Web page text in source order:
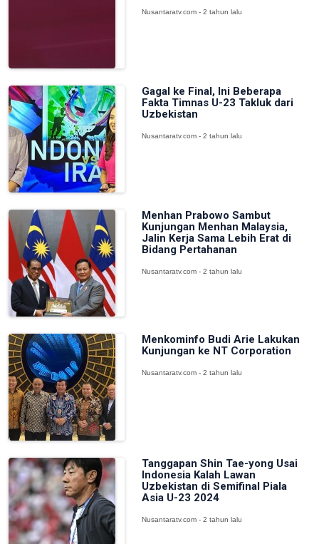
Nusantaratv.com - 2 tahun lalu
Gagal ke Final, Ini Beberapa
Fakta Timnas U-23 Takluk dari
Uzbekistan
Nusantaratv.com - 2 tahun lalu
Menhan Prabowo Sambut
Kunjungan Menhan Malaysia,
Jalin Kerja Sama Lebih Erat di
Bidang Pertahanan
Nusantaratv.com - 2 tahun lalu
Menkominfo Budi Arie Lakukan
Kunjungan ke NT Corporation
Nusantaratv.com - 2 tahun lalu
Tanggapan Shin Tae-yong Usai
Indonesia Kalah Lawan
Uzbekistan di Semifinal Piala
Asia U-23 2024
Nusantaratv.com - 2 tahun lalu